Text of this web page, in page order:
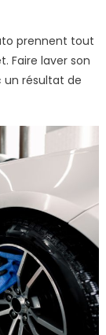
prennent tout
Faire laver son
un résultat de